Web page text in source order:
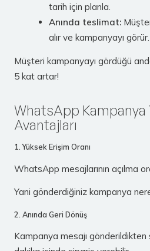
tarih için planla.
Anında teslimat:
alır ve kampanyayı görür.
Müşteri kampanyayı gördüğü
5 kat artar!
WhatsApp Kampanya
Avantajları
1. Yüksek Erişim Oranı
WhatsApp mesajlarının açılma
Yani gönderdiğiniz kampanya
2. Anında Geri Dönüş
Kampanya mesajı